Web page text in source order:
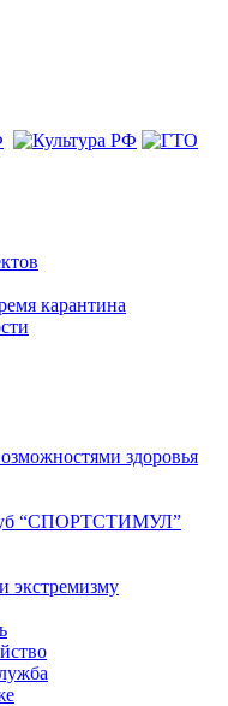
карантина
здоровья
“СПОРТСТИМУЛ”
экстремизму